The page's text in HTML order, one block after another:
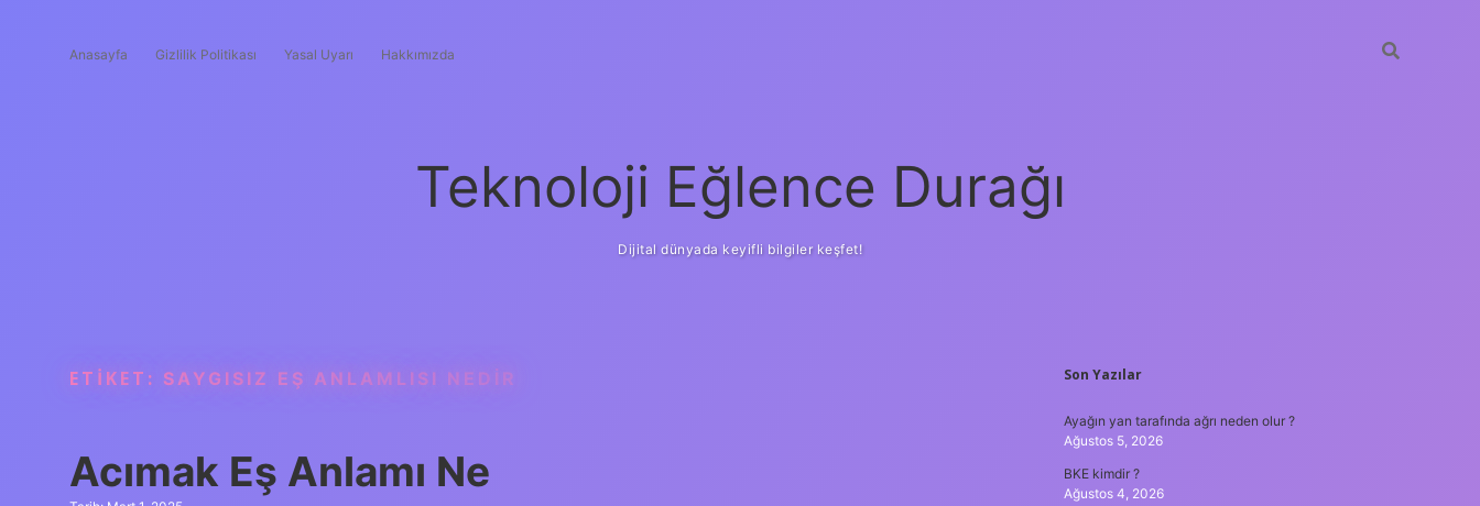
Anasayfa Gizlilik Politikası Yasal Uyarı Hakkımızda
Teknoloji Eğlence Durağı
Dijital dünyada keyifli bilgiler keşfet!
ETIKET: SAYGISIZ EŞ ANLAMLISI NEDIR
Acımak Eş Anlamı Ne
SIDEBAR
Son Yazılar
Ayağın yan tarafında ağrı neden olur ?
Ağustos 5, 2026
BKE kimdir ?
Ağustos 4, 2026